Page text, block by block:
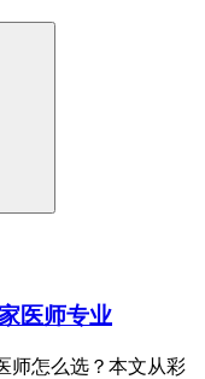
医师专业
师怎么选？本文从彩